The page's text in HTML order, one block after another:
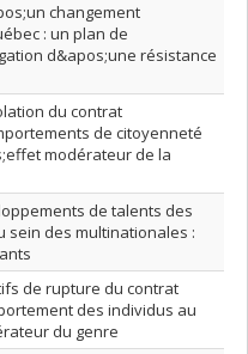
changement
: un plan de
d&apos;une résistance
du contrat
de citoyenneté
modérateur de la
de talents des
sein des multinationales :
de rupture du contrat
des individus au
du genre